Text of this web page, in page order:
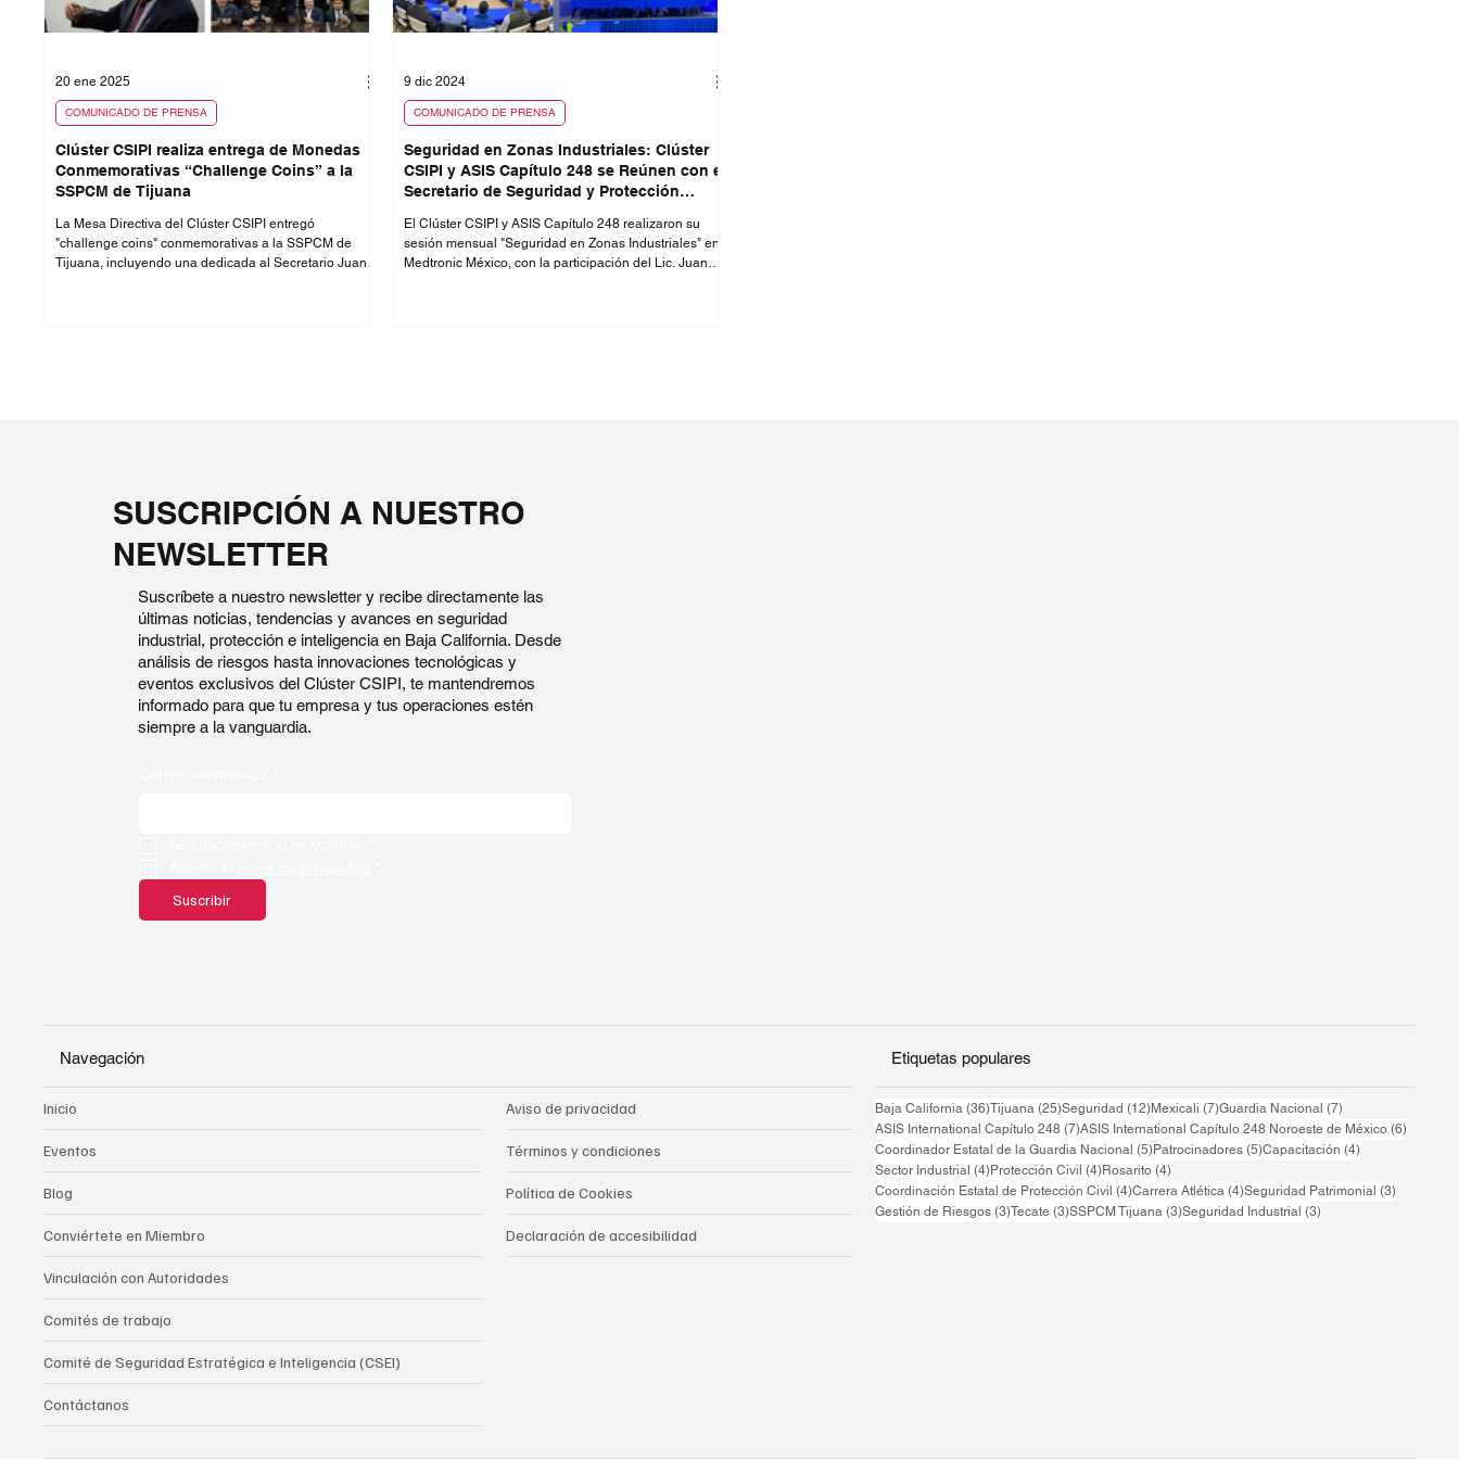
Clúster CSIPI realiza entrega de Monedas
Conmemorativas “Challenge Coins” a la
SSPCM de Tijuana
La Mesa Directiva del Clúster CSIPI entregó
"challenge coins" conmemorativas a la SSPCM de
Tijuana, incluyendo una dedicada al Secretario Juan
COMUNICADO DE PRENSA
20 ene 2025
Seguridad en Zonas Industriales: Clúster
CSIPI y ASIS Capítulo 248 se Reúnen con el
Secretario de Seguridad y Protección
El Clúster CSIPI y ASIS Capítulo 248 realizaron su
sesión mensual "Seguridad en Zonas Industriales" en
Medtronic México, con la participación del Lic. Juan
COMUNICADO DE PRENSA
9 dic 2024
SUSCRIPCIÓN A NUESTRO
NEWSLETTER
Suscríbete a nuestro newsletter y recibe directamente las
últimas noticias, tendencias y avances en seguridad
industrial, protección e inteligencia en Baja California. Desde
análisis de riesgos hasta innovaciones tecnológicas y
eventos exclusivos del Clúster CSIPI, te mantendremos
informado para que tu empresa y tus operaciones estén
siempre a la vanguardia.
Suscribir
Navegación
Inicio
Eventos
Blog
Conviértete en Miembro
Vinculación con Autoridades
Comités de trabajo
Comité de Seguridad Estratégica e Inteligencia (CSEI)
Contáctanos
Aviso de privacidad
Términos y condiciones
Política de Cookies
Declaración de accesibilidad
Etiquetas populares
Baja California (36)36 entradas
Tijuana (25)25 entradas
Seguridad (12)12 entradas
Mexicali (7)7 entradas
Guardia Nacional (7)7 entradas
ASIS International Capítulo 248 (7)7 entradas
ASIS International Capítulo 248 Noroeste de México (6)6
Coordinador Estatal de la Guardia Nacional (5)5 entradas
Patrocinadores (5)5 entradas
Capacitación (4)4 entradas
Sector Industrial (4)4 entradas
Protección Civil (4)4 entradas
Rosarito (4)4 entradas
Coordinación Estatal de Protección Civil (4)4 entradas
Carrera Atlética (4)4 entradas
Seguridad Patrimonial (3)3 entradas
Gestión de Riesgos (3)3 entradas
Tecate (3)3 entradas
SSPCM Tijuana (3)3 entradas
Seguridad Industrial (3)3 entradas